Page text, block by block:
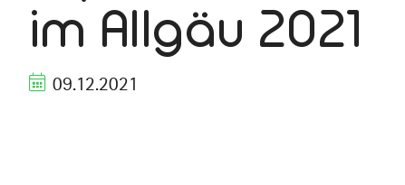
im Allgäu 2021
09.12.2021